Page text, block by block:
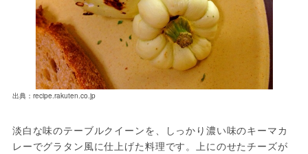
出典：recipe.rakuten.co.jp
淡白な味のテーブルクイーンを、しっかり濃い味のキーマカ
レーでグラタン風に仕上げた料理です。上にのせたチーズが